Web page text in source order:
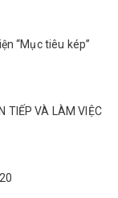
“Mục tiêu kép”
TIẾP VÀ LÀM VIỆC